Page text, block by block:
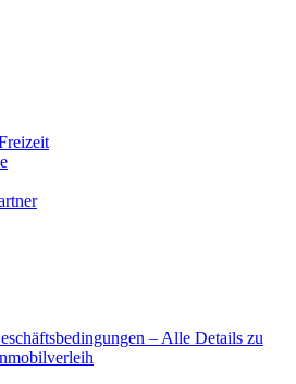
– Alle Details zu